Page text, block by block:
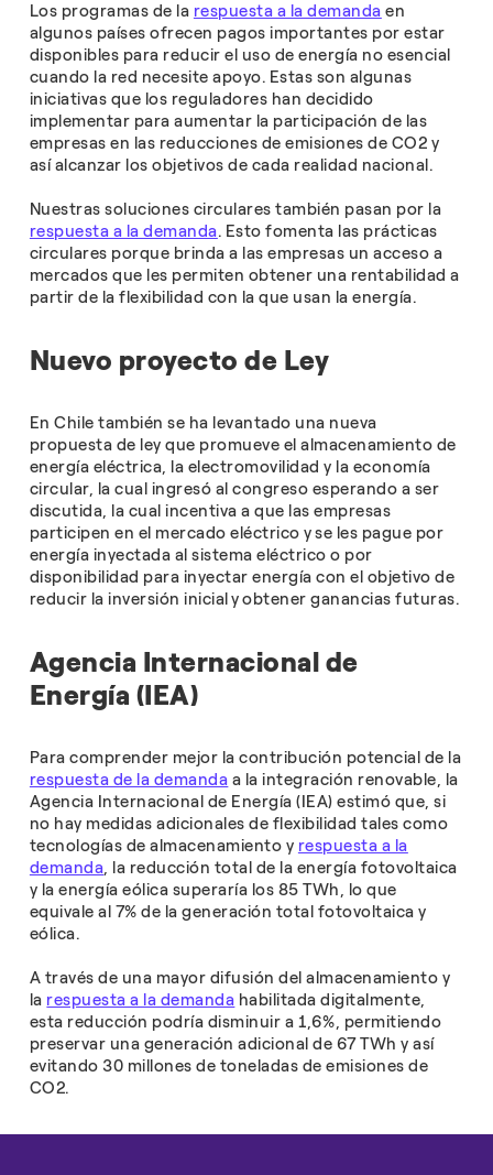
Los programas de la respuesta a la demanda en
algunos países ofrecen pagos importantes por estar
disponibles para reducir el uso de energía no esencial
cuando la red necesite apoyo. Estas son algunas
iniciativas que los reguladores han decidido
implementar para aumentar la participación de las
empresas en las reducciones de emisiones de CO2 y
así alcanzar los objetivos de cada realidad nacional.
Nuestras soluciones circulares también pasan por la
respuesta a la demanda. Esto fomenta las prácticas
circulares porque brinda a las empresas un acceso a
mercados que les permiten obtener una rentabilidad a
partir de la flexibilidad con la que usan la energía.
Nuevo proyecto de Ley
En Chile también se ha levantado una nueva
propuesta de ley que promueve el almacenamiento de
energía eléctrica, la electromovilidad y la economía
circular, la cual ingresó al congreso esperando a ser
discutida, la cual incentiva a que las empresas
participen en el mercado eléctrico y se les pague por
energía inyectada al sistema eléctrico o por
disponibilidad para inyectar energía con el objetivo de
reducir la inversión inicial y obtener ganancias futuras.
Agencia Internacional de
Energía (IEA)
Para comprender mejor la contribución potencial de la
respuesta de la demanda a la integración renovable, la
Agencia Internacional de Energía (IEA) estimó que, si
no hay medidas adicionales de flexibilidad tales como
tecnologías de almacenamiento y respuesta a la
demanda, la reducción total de la energía fotovoltaica
y la energía eólica superaría los 85 TWh, lo que
equivale al 7% de la generación total fotovoltaica y
eólica.
A través de una mayor difusión del almacenamiento y
la respuesta a la demanda habilitada digitalmente,
esta reducción podría disminuir a 1,6%, permitiendo
preservar una generación adicional de 67 TWh y así
evitando 30 millones de toneladas de emisiones de
CO2.